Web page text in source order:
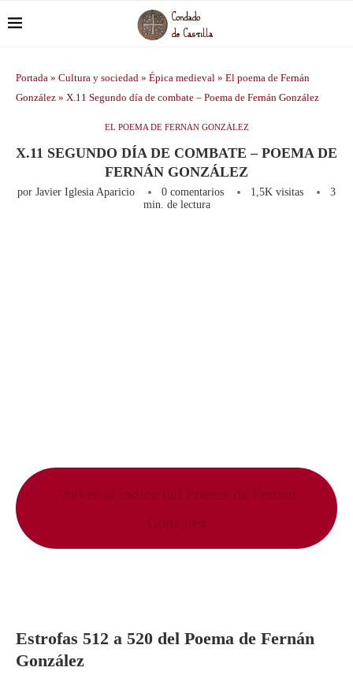
Portada » Cultura y sociedad » Épica medieval » El poema de Fernán
González » X.11 Segundo día de combate – Poema de Fernán González
EL POEMA DE FERNÁN GONZÁLEZ
X.11 SEGUNDO DÍA DE COMBATE – POEMA DE
FERNÁN GONZÁLEZ
por Javier Iglesia Aparicio 0 comentarios 1,5K visitas
3
min. de lectura
Estrofas 512 a 520 del Poema de Fernán
González